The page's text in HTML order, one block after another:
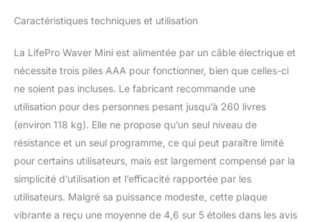
Caractéristiques techniques et utilisation
La LifePro Waver Mini est alimentée par un câble électrique et
nécessite trois piles AAA pour fonctionner, bien que celles-ci
ne soient pas incluses. Le fabricant recommande une
utilisation pour des personnes pesant jusqu’à 260 livres
(environ 118 kg). Elle ne propose qu’un seul niveau de
résistance et un seul programme, ce qui peut paraître limité
pour certains utilisateurs, mais est largement compensé par la
simplicité d’utilisation et l’efficacité rapportée par les
utilisateurs. Malgré sa puissance modeste, cette plaque
vibrante a reçu une moyenne de 4,6 sur 5 étoiles dans les avis